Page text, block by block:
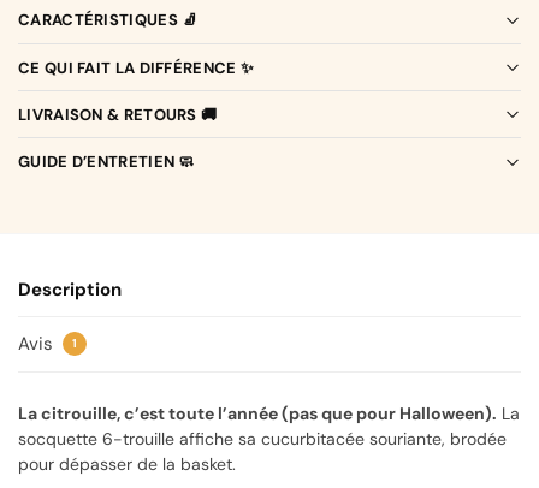
CARACTÉRISTIQUES 🧦
CE QUI FAIT LA DIFFÉRENCE ✨
LIVRAISON & RETOURS 🚚
GUIDE D’ENTRETIEN 🧼
Description
Avis 1
La citrouille, c’est toute l’année (pas que pour Halloween). La
socquette 6-trouille affiche sa cucurbitacée souriante, brodée
pour dépasser de la basket.